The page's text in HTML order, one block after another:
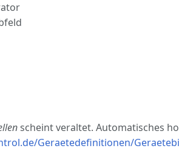
scheint veraltet. Automatisches
Geraetedefinitionen/